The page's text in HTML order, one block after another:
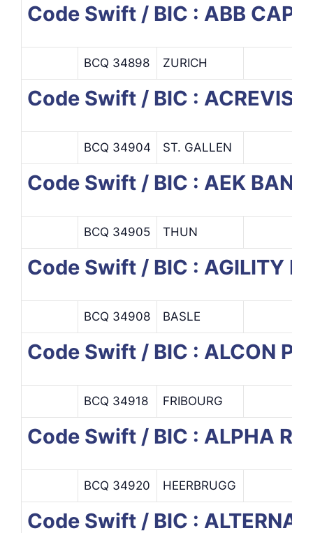
Code Swift / BIC : ABB
BCQ 34898 ZURICH
Code Swift / BIC : ACREVIS
BCQ 34904 ST. GALLEN
Code Swift / BIC : AEK
BCQ 34905 THUN
Code Swift / BIC : AGILITY
BCQ 34908 BASLE
Code Swift / BIC : ALCON
BCQ 34918 FRIBOURG
Code Swift / BIC : ALPHA
BCQ 34920 HEERBRUGG
Code Swift / BIC :